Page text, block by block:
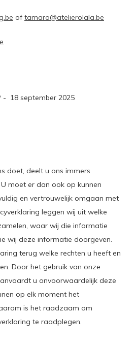
of tamara@atelierolala.be
- 18 september 2025
doet, deelt u ons immers
moet er dan ook op kunnen
en vertrouwelijk omgaan met
leggen wij uit welke
waar wij die informatie
wij deze informatie doorgeven.
terug welke rechten u heeft en
Door het gebruik van onze
u onvoorwaardelijk deze
op elk moment het
is het raadzaam om
te raadplegen.